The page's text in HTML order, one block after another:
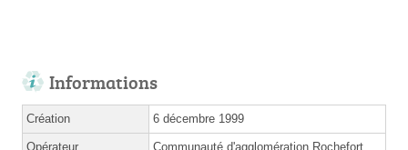
Informations
Création 6 décembre 1999
Opérateur
Communauté d'agglomération Rochefort